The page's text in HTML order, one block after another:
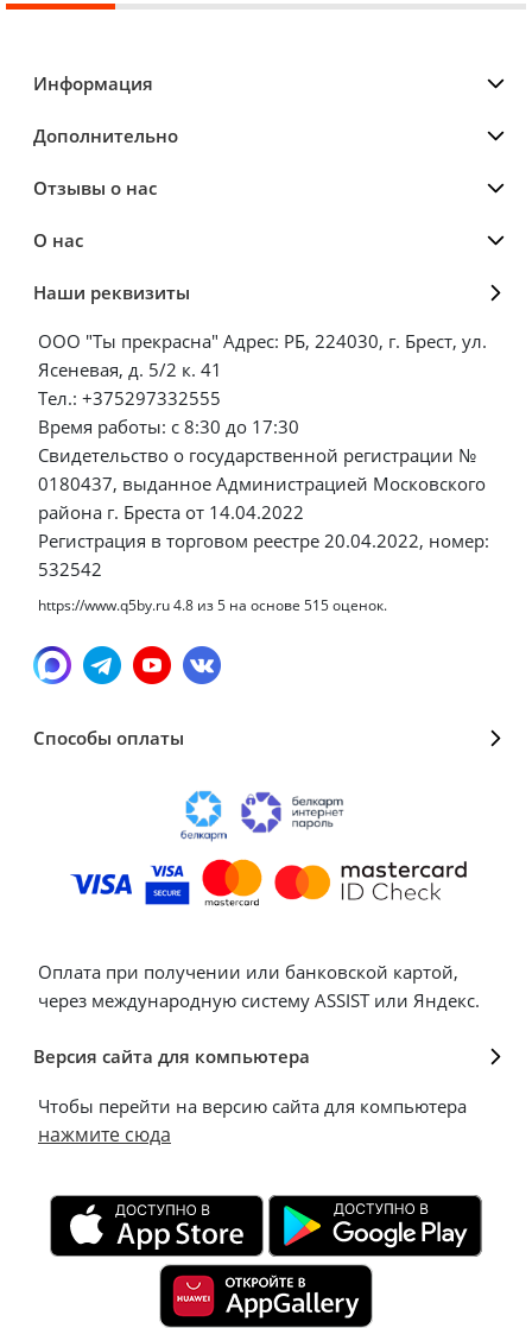
Информация
Дополнительно
Отзывы о нас
О нас
Наши реквизиты
ООО "Ты прекрасна" Адрес: РБ, 224030, г. Брест, ул.
Ясеневая, д. 5/2 к. 41
Тел.: +375297332555
Время работы: с 8:30 до 17:30
Свидетельство о государственной регистрации №
0180437, выданное Администрацией Московского
района г. Бреста от 14.04.2022
Регистрация в торговом реестре 20.04.2022, номер:
532542
https://www.q5by.ru4.8 из5 на основе 515оценок.
Способы оплаты
Оплата при получении или банковской картой,
через международную систему ASSIST или Яндекс.
Версия сайта для компьютера
Чтобы перейти на версию сайта для компьютера
нажмите сюда